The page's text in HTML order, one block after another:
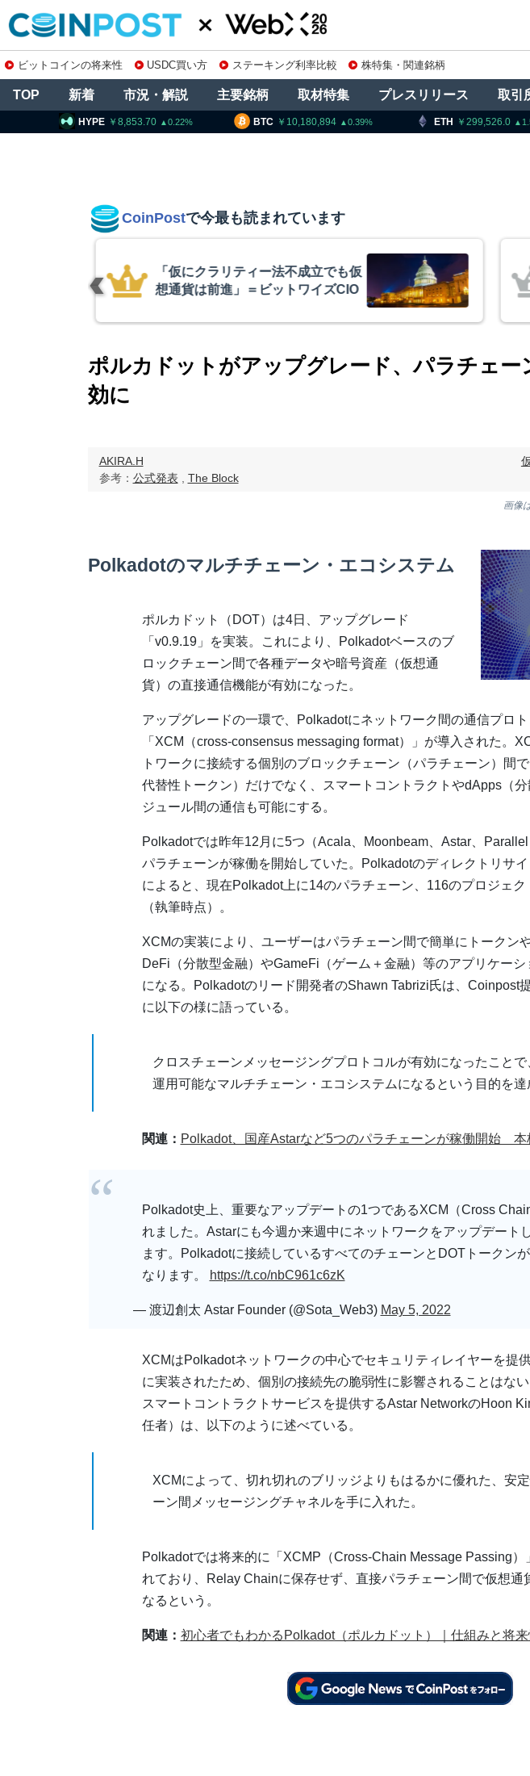
ビットコインの将来性 USDC買い方 ステーキング利率比較 株特集・関連銘柄
TOP 新着 市況・解説 主要銘柄 取材特集 プレスリリース 取引
BTC 10,180,894 0.39 ETH 299,526.0 1.51
0.22
CoinPostで今最も読まれています
スペースX上場後初決算、売上高ほ
ぼ倍増 1900億円相当ビットコイ
ポルカドットがアップグレード、パラチェー
効に
AKIRA.H
参考： 公式発表 The Block
画像
Polkadotのマルチチェーン・エコシステム
ポルカドット（DOT）は4日、アップグレード
「v0.9.19」を実装。これにより、Polkadotベースのブ
ロックチェーン間で各種データや暗号資産（仮想通
貨）の直接通信機能が有効になった。
アップグレードの一環で、Polkadotにネットワーク間の通信プロ
「XCM（cross-consensus messaging format）」が導入された。
トワークに接続する個別のブロックチェーン（パラチェーン）間
代替性トークン）だけでなく、スマートコントラクトやdApps（
ジュール間の通信も可能にする。
Polkadotでは昨年12月に5つ（Acala、Moonbeam、Astar、
パラチェーンが稼働を開始していた。Polkadotのディレクトリサイ
によると、現在Polkadot上に14のパラチェーン、116のプロジェク
（執筆時点）。
XCMの実装により、ユーザーはパラチェーン間で簡単にトークン
DeFi（分散型金融）やGameFi（ゲーム＋金融）等のアプリケーシ
になる。Polkadotのリード開発者のShawn Tabrizi氏は、Coinpost
に以下の様に語っている。
クロスチェーンメッセージングプロトコルが有効になったこと
運用可能なマルチチェーン・エコシステムになるという目的を達
関連： Polkadot、国産Astarなど5つのパラチェーンが稼働開始 本
Polkadot史上、重要なアップデートの1つであるXCM（Cross
れました。Astarにも今週か来週中にネットワークをアップデート
ます。Polkadotに接続しているすべてのチェーンとDOTトークン
なります。
https://t.co/nbC961c6zK
— 渡辺創太 Astar Founder (@Sota_Web3) May 5, 2022
XCMはPolkadotネットワークの中心でセキュリティレイヤーを提
に実装されたため、個別の接続先の脆弱性に影響されることはな
スマートコントラクトサービスを提供するAstar NetworkのHoon
任者）は、以下のように述べている。
XCMによって、切れ切れのブリッジよりもはるかに優れた、安
ーン間メッセージングチャネルを手に入れた。
Polkadotでは将来的に「XCMP（Cross-Chain Message Passing）
れており、Relay Chainに保存せず、直接パラチェーン間で仮想通
なるという。
関連： 初心者でもわかるPolkadot（ポルカドット）｜仕組みと将